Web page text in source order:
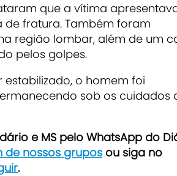
que a vítima
de fratura. Também foram
região lombar, além de um
pelos golpes.
o homem foi
sob os cuidados
e MS pelo WhatsApp do
nossos grupos ou siga no
.